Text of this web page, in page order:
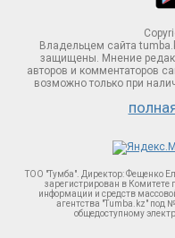
Владельцем сайта
защищены. Мнение
авторов и комментаторов
возможно только при
ТОО "Тумба". Директор: Фещенко
зарегистрирован в Комитете
информации и средств
агентства "Tumba.kz" под
общедоступному